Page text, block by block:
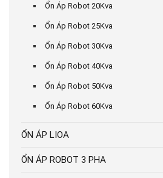
Ổn Áp Robot 20Kva
Ổn Áp Robot 25Kva
Ổn Áp Robot 30Kva
Ổn Áp Robot 40Kva
Ổn Áp Robot 50Kva
Ổn Áp Robot 60Kva
ỔN ÁP LIOA
ỔN ÁP ROBOT 3 PHA